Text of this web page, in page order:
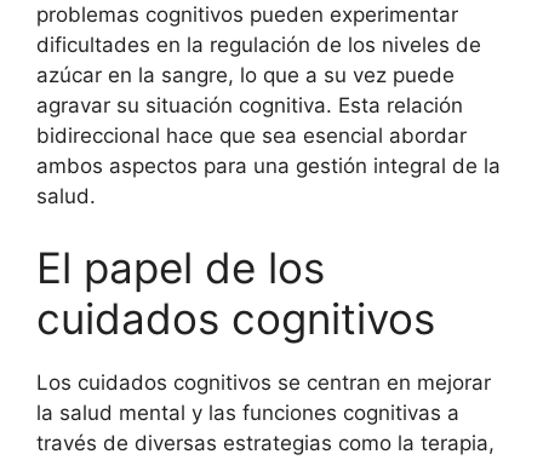
problemas cognitivos pueden experimentar
dificultades en la regulación de los niveles de
azúcar en la sangre, lo que a su vez puede
agravar su situación cognitiva. Esta relación
bidireccional hace que sea esencial abordar
ambos aspectos para una gestión integral de la
salud.
El papel de los
cuidados cognitivos
Los cuidados cognitivos se centran en mejorar
la salud mental y las funciones cognitivas a
través de diversas estrategias como la terapia,